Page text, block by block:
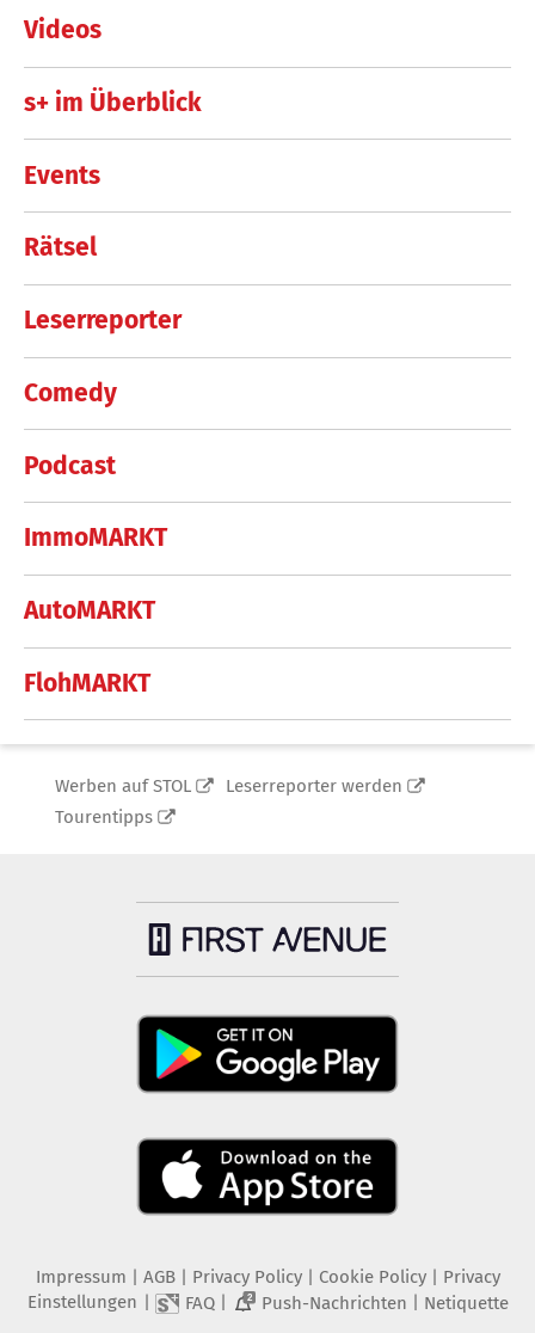
Videos
s+ im Überblick
Events
Rätsel
Leserreporter
Comedy
Podcast
ImmoMARKT
AutoMARKT
FlohMARKT
Werben auf STOL
Leserreporter werden
Tourentipps
Impressum AGB Privacy Policy| Cookie Policy| Privacy
Einstellungen
FAQ| 2 Push-Nachrichten Netiquette